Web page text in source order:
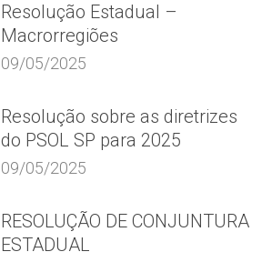
Resolução Estadual –
Macrorregiões
09/05/2025
Resolução sobre as diretrizes
do PSOL SP para 2025
09/05/2025
RESOLUÇÃO DE CONJUNTURA
ESTADUAL